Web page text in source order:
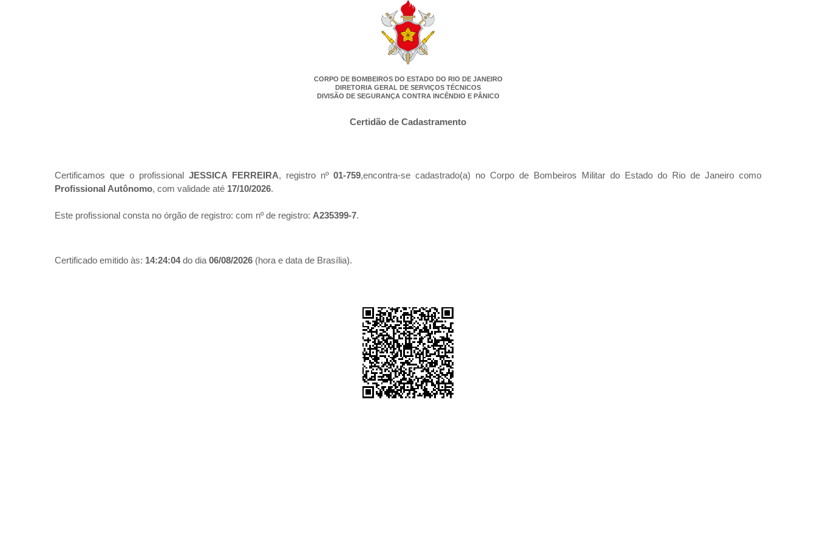
CORPO DE BOMBEIROS DO ESTADO DO RIO DE JANEIRO
DIRETORIA GERAL DE SERVIÇOS TÉCNICOS
DIVISÃO DE SEGURANÇA CONTRA INCÊNDIO E PÂNICO
Certidão de Cadastramento
Certificamos que o profissional JESSICA FERREIRA, registro nº 01-759,encontra-se cadastrado(a) no Corpo de Bombeiros Militar do Estado do Rio de Janeiro como
Profissional Autônomo, com validade até 17/10/2026.
Este profissional consta no órgão de registro: com nº de registro: A235399-7.
Certificado emitido às: 14:24:04do dia 06/08/2026 (hora e data de Brasília).